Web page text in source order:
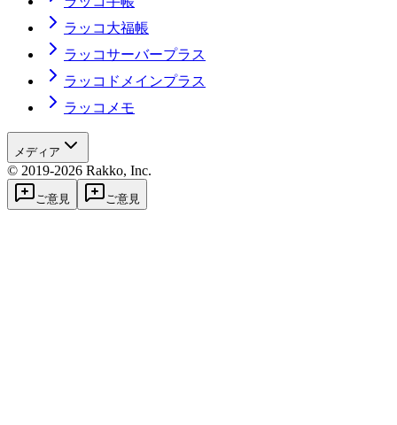
ラッコ大福帳
ラッコサーバープラス
ラッコドメインプラス
ラッコメモ
メディア
© 2019-2026 Rakko, Inc.
ご意見 ご意見